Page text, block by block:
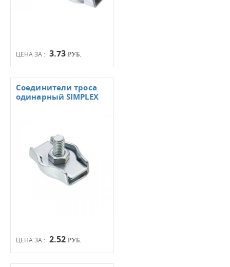
ЦЕНА ЗА : 3.73 РУБ.
ЦЕНА ЗА : 2.52 РУБ.
Соединители троса
одинарный SIMPLEX